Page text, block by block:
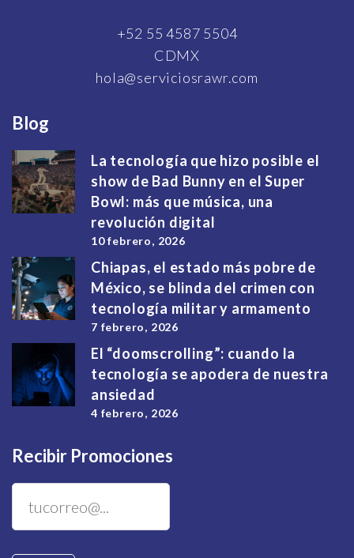
+52 55 4587 5504
CDMX
hola@serviciosrawr.com
Blog
La tecnología que hizo posible el
show de Bad Bunny en el Super
Bowl: más que música, una
revolución digital
10 febrero, 2026
Chiapas, el estado más pobre de
México, se blinda del crimen con
tecnología militar y armamento
7 febrero, 2026
El “doomscrolling”: cuando la
tecnología se apodera de nuestra
ansiedad
4 febrero, 2026
Recibir Promociones